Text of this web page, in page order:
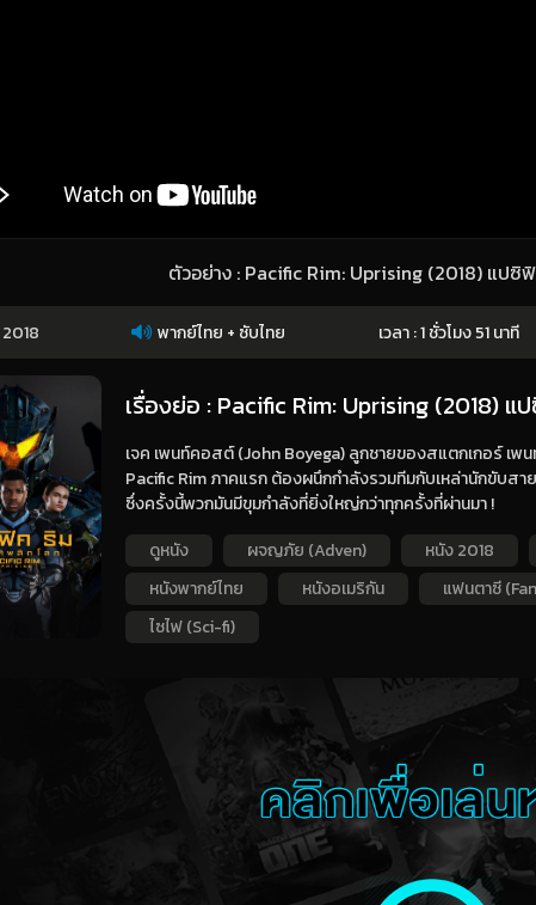
ตัวอย่าง : Pacific Rim: Uprising (2018) แป
2018 พากย์ไทย + ซับไทย เวลา : 1 ชั่วโมง 51 นาที
เรื่องย่อ : Pacific Rim: Uprising (2018)
เจค เพนท์คอสต์ (John Boyega) ลูกชายของสแตกเกอร์ เ
Pacific Rim ภาคแรก ต้องผนึกกำลังรวมทีมกับเหล่านักขับส
ซึ่งครั้งนี้พวกมันมีขุมกำลังที่ยิ่งใหญ่กว่าทุกครั้งที่ผ่านมา !
ดูหนัง
ผจญภัย (Adven) หนัง 2018
หนังพากย์ไทย
หนังอเมริกัน แฟนตาซี
ไซไฟ (Sci-fi)